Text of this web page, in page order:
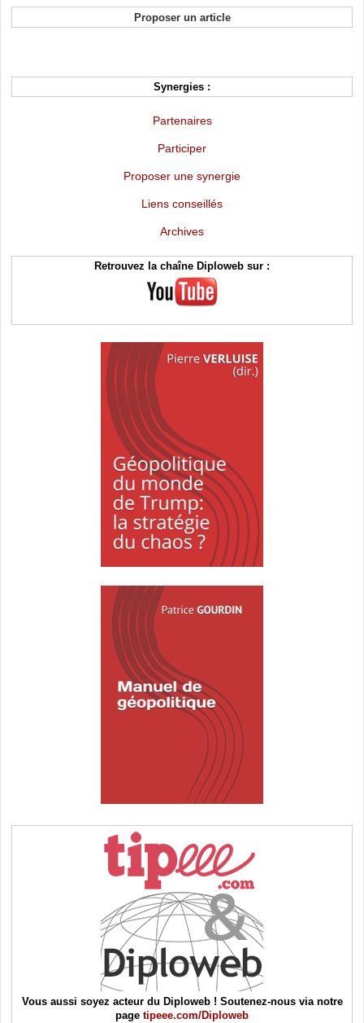
Proposer un article
Synergies :
Partenaires
Participer
Proposer une synergie
Liens conseillés
Archives
Retrouvez la chaîne Diploweb sur :
Vous aussi soyez acteur du Diploweb ! Soutenez-nous via notre
page tipeee.com/Diploweb